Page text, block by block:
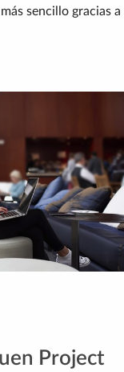
sencillo gracias a
Project